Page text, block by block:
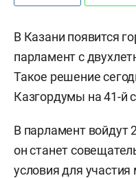
В Казани появится
парламент с
Такое решение
Казгордумы на 41-й
В парламент войдут
он станет
условия для